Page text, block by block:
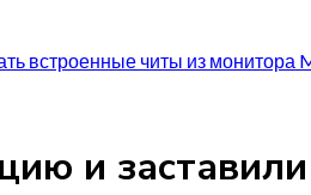
встроенные читы из монитора
и